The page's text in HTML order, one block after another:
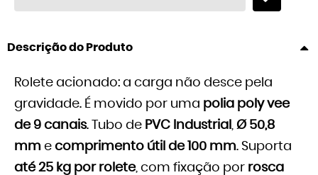
Descrição do Produto
Rolete acionado: a carga não desce pela
gravidade. É movido por uma polia poly vee
de 9 canais. Tubo de PVC Industrial , Ø 50,8
mm e comprimento útil de 100 mm. Suporta
até 25 kg por rolete, com fixação por rosca